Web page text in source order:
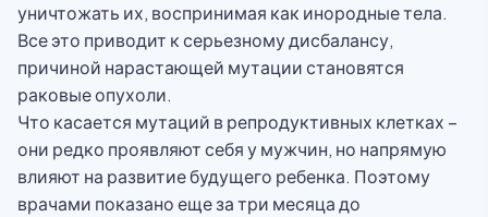
уничтожать их, воспринимая как инородные тела.
Все это приводит к серьезному дисбалансу,
причиной нарастающей мутации становятся
раковые опухоли.
Что касается мутаций в репродуктивных клетках –
они редко проявляют себя у мужчин, но напрямую
влияют на развитие будущего ребенка. Поэтому
врачами показано еще за три месяца до